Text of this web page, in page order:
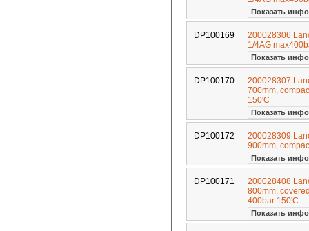
Показать
DP100169
200028306
1/4AG
Показать
DP100170
200028307
700mm,
150'C
Показать
DP100172
200028309
900mm,
Показать
DP100171
200028408
800mm,
400bar 150'C
Показать